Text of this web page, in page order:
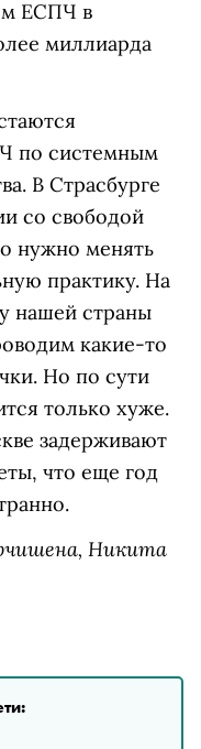
ЕСПЧ в
миллиарда
по системным
В Страсбурге
со свободой
нужно менять
практику. На
нашей страны
какие-то
Но по сути
только хуже.
задерживают
что еще год
Никита